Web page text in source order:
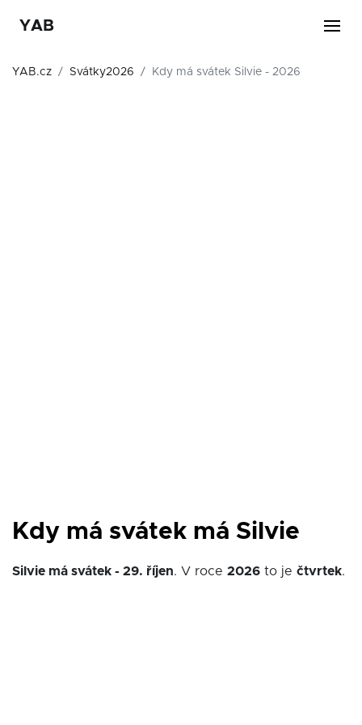
YAB
YAB.cz Svátky2026 Kdy má svátek Silvie - 2026
Kdy má svátek má Silvie
Silvie má svátek - 29. říjen. V roce 2026 to je čtvrtek.